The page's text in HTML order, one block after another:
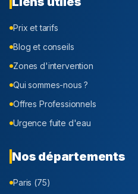
Prix et tarifs
Blog et conseils
Zones d'intervention
Qui sommes-nous ?
Offres Professionnels
Urgence fuite d'eau
Nos départements
Paris (75)